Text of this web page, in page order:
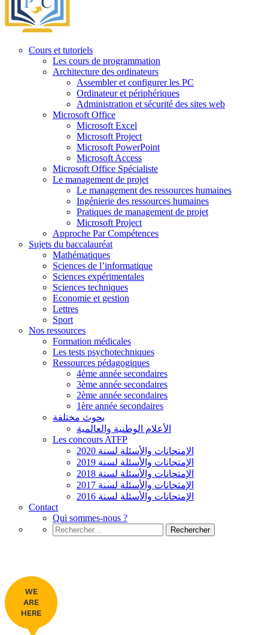
Cours et tutoriels
Les cours de programmation
Architecture des ordinateurs
Assembler et configurer les PC
Ordinateur et périphériques
Administration et sécurité des sites web
Microsoft Office
Microsoft Excel
Microsoft Project
Microsoft PowerPoint
Microsoft Access
Microsoft Office Spécialiste
Le management de projet
Le management des ressources humaines
Ingénierie des ressources humaines
Pratiques de management de projet
Microsoft Project
Approche Par Compétences
Sujets du baccalauréat
Mathématiques
Sciences de l’informatique
Sciences expérimentales
Sciences techniques
Economie et gestion
Lettres
Sport
Nos ressources
Formation médicales
Les tests psychotechniques
Ressources pédagogiques
4ème année secondaires
3ème année secondaires
2ème année secondaires
1ère année secondaires
بحوث مختلفة
الأعلام الوطنية والعالمية
Les concours ATFP
الإمتحانات والأسئلة لسنة 2020
الإمتحانات والأسئلة لسنة 2019
الإمتحانات والأسئلة لسنة 2018
الإمتحانات والأسئلة لسنة 2017
الإمتحانات والأسئلة لسنة 2016
Contact
Qui sommes-nous ?
Rechercher :